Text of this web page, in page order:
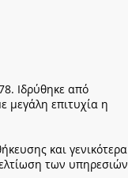
Ιδρύθηκε από
μεγάλη επιτυχία η
και γενικότερα
των υπηρεσιών